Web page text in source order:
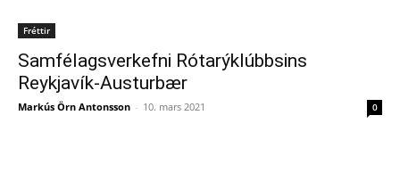
Fréttir
Samfélagsverkefni Rótarýklúbbsins
Reykjavík-Austurbær
Markús Örn Antonsson - 10. mars 2021 0